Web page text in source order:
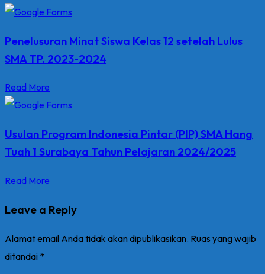
Penelusuran Minat Siswa Kelas 12 setelah Lulus
SMA TP. 2023-2024
Read More
Usulan Program Indonesia Pintar (PIP) SMA Hang
Tuah 1 Surabaya Tahun Pelajaran 2024/2025
Read More
Leave a Reply
Alamat email Anda tidak akan dipublikasikan. Ruas yang wajib
ditandai *